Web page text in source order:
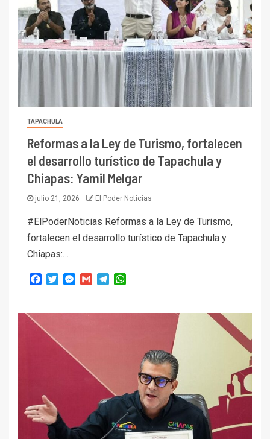
TAPACHULA
Reformas a la Ley de Turismo, fortalecen
el desarrollo turístico de Tapachula y
Chiapas: Yamil Melgar
julio 21, 2026 El Poder Noticias
#ElPoderNoticias Reformas a la Ley de Turismo,
fortalecen el desarrollo turístico de Tapachula y
Chiapas:…
Facebook
TwitterMessenger
Gmail Telegram